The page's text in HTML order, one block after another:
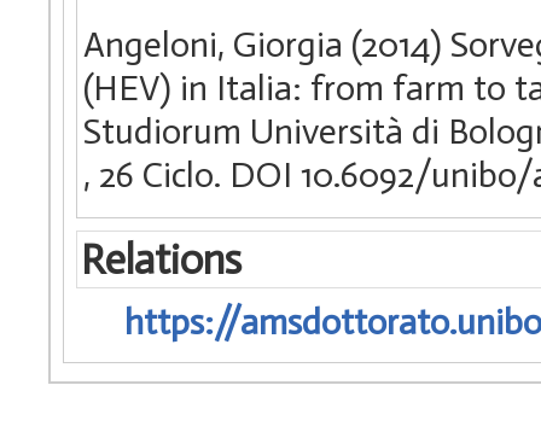
Angeloni, Giorgia (2014)
(HEV) in Italia: from farm to
Studiorum Università di
, 26 Ciclo. DOI 10.6092/
Relations
https://